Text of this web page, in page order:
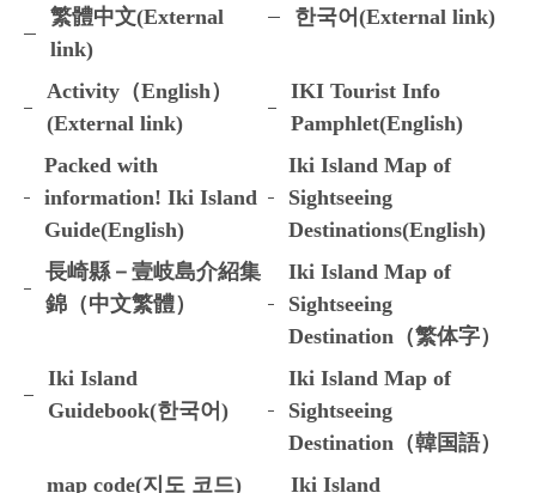
繁體中文(External
link)
한국어(External link)
Activity（English）
(External link)
IKI Tourist Info
Pamphlet(English)
Packed with
information! Iki Island
Guide(English)
Iki Island Map of
Sightseeing
Destinations(English)
長崎縣－壹岐島介紹集
錦（中文繁體）
Iki Island Map of
Sightseeing
Destination（繁体字）
Iki Island
Guidebook(한국어)
Iki Island Map of
Sightseeing
Destination（韓国語）
map code(지도 코드)
Iki Island